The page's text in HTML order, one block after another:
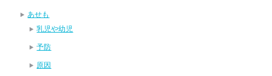
あせも
乳児や幼児
予防
原因